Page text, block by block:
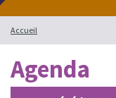
Accueil
Agenda